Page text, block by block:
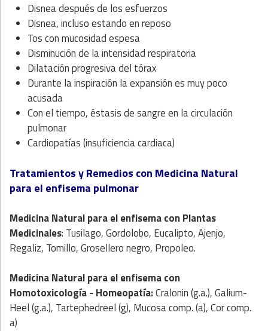
Disnea después de los esfuerzos
Disnea, incluso estando en reposo
Tos con mucosidad espesa
Disminución de la intensidad respiratoria
Dilatación progresiva del tórax
Durante la inspiración la expansión es muy poco
acusada
Con el tiempo, éstasis de sangre en la circulación
pulmonar
Cardiopatías (insuficiencia cardiaca)
Tratamientos y Remedios con Medicina Natural
para el enfisema pulmonar
Medicina Natural para el enfisemacon Plantas
Medicinales: Tusilago, Gordolobo, Eucalipto, Ajenjo,
Regaliz, Tomillo, Grosellero negro, Propoleo.
Medicina Natural para el enfisema con
Homotoxicología - Homeopatía:Cralonin (g.a.), Galium-
Heel (g.a.), Tartephedreel (g), Mucosa comp. (a), Cor comp.
a)